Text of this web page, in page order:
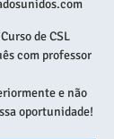
de CSL
com professor
e não
oportunidade!